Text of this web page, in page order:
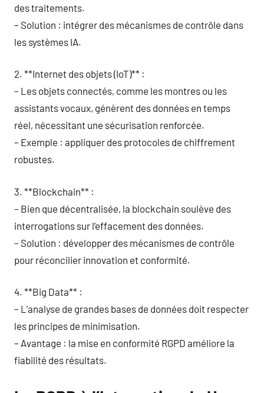
des traitements.
– Solution : intégrer des mécanismes de contrôle dans
les systèmes IA.
2. **Internet des objets (IoT)** :
– Les objets connectés, comme les montres ou les
assistants vocaux, génèrent des données en temps
réel, nécessitant une sécurisation renforcée.
– Exemple : appliquer des protocoles de chiffrement
robustes.
3. **Blockchain** :
– Bien que décentralisée, la blockchain soulève des
interrogations sur l’effacement des données.
– Solution : développer des mécanismes de contrôle
pour réconcilier innovation et conformité.
4. **Big Data** :
– L’analyse de grandes bases de données doit respecter
les principes de minimisation.
– Avantage : la mise en conformité RGPD améliore la
fiabilité des résultats.